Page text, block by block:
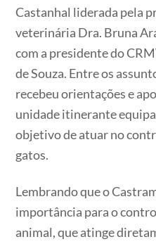
Castanhal liderada pela
veterinária Dra. Bruna
com a presidente do
de Souza. Entre os
recebeu orientações e
unidade itinerante
objetivo de atuar no
gatos.
Lembrando que o
importância para o
animal, que atinge